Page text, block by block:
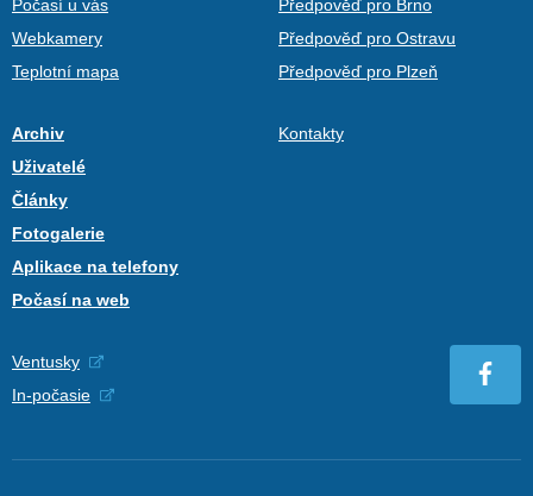
Počasí u vás
Webkamery
Teplotní mapa
Předpověď pro Brno
Předpověď pro Ostravu
Předpověď pro Plzeň
Archiv
Uživatelé
Články
Fotogalerie
Aplikace na telefony
Počasí na web
Kontakty
Ventusky
In-počasie